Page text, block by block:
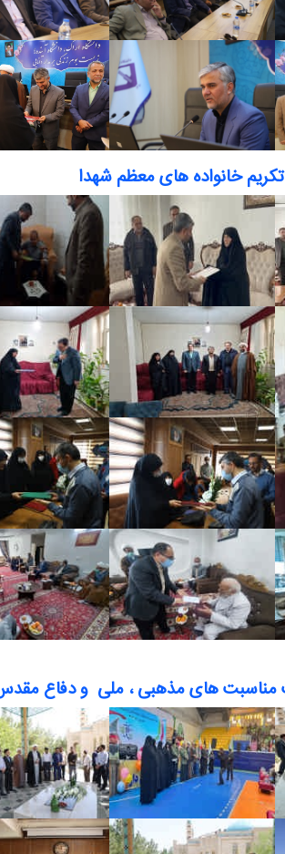
خانواده های معظم شهدا
مناسبت های مذهبی ، ملی و دفاع